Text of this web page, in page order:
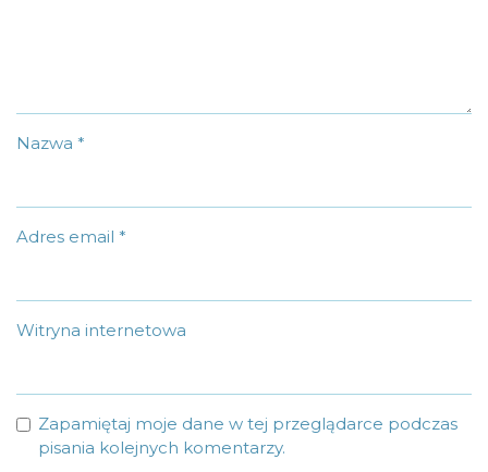
Nazwa *
Adres email *
Witryna internetowa
Zapamiętaj moje dane w tej przeglądarce podczas
pisania kolejnych komentarzy.